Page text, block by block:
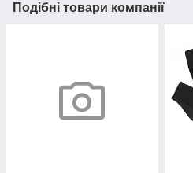
Подібні товари компанії